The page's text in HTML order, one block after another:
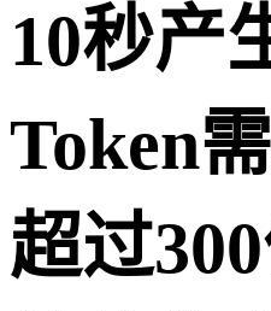
10秒产
Token
超过300